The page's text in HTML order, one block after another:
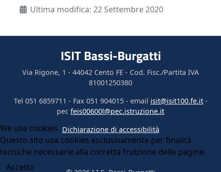
Ultima modifica: 22 Settembre 2020
ISIT Bassi-Burgatti
Via Rigone, 1 - 44042 Cento FE - Cod. Fisc./Partita IVA
81001250380
Tel 051 6859711 - Fax 051 904015 - email isit@isit100.fe.it-
pec feis00600l@pec.istruzione.it
Dichiarazione di accessibilità
We use cookies
Questo sito usa cookies esclusivamente per finalità
tecniche necessarie alla corretta fruizione delle pagine.
Accetto